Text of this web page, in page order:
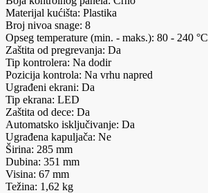
Materijal kućišta: Plastika
Broj nivoa snage: 8
Opseg temperature (min. - maks.): 80 - 240 °C
Zaštita od pregrevanja: Da
Tip kontrolera: Na dodir
Pozicija kontrola: Na vrhu napred
Ugrađeni ekrani: Da
Tip ekrana: LED
Zaštita od dece: Da
Automatsko isključivanje: Da
Ugrađena kapuljača: Ne
Širina: 285 mm
Dubina: 351 mm
Visina: 67 mm
Težina: 1,62 kg